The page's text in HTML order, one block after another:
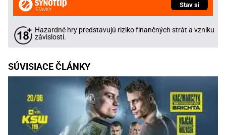
Stav si
Hazardné hry predstavujú riziko finančných strát a vzniku
závislosti.
SÚVISIACE ČLÁNKY